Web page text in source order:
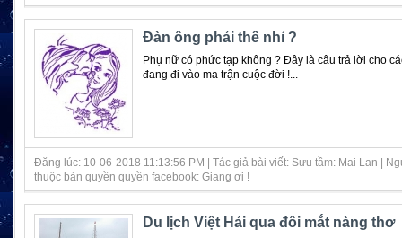
Đàn ông phải thế nhỉ ?
Phụ nữ có phức tạp không ? Đây là câu trả lời cho
đang đi vào ma trận cuộc đời !...
Đăng lúc: 10-06-2018 11:13:56 PM | Tác giả bài viết: Sưu tầm: Mai Lan |
thuộc bản quyền quyền facebook: Giang ơi !
Du lịch Việt Hải qua đôi mắt nàng thơ